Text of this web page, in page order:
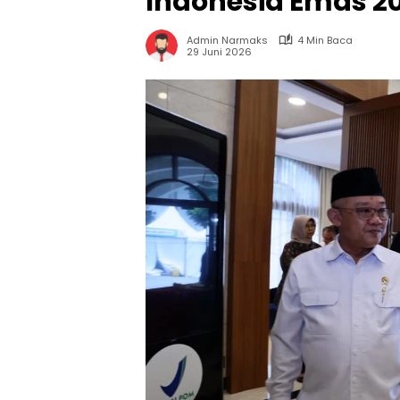
Admin Narmaks
4 Min Baca
29 Juni 2026